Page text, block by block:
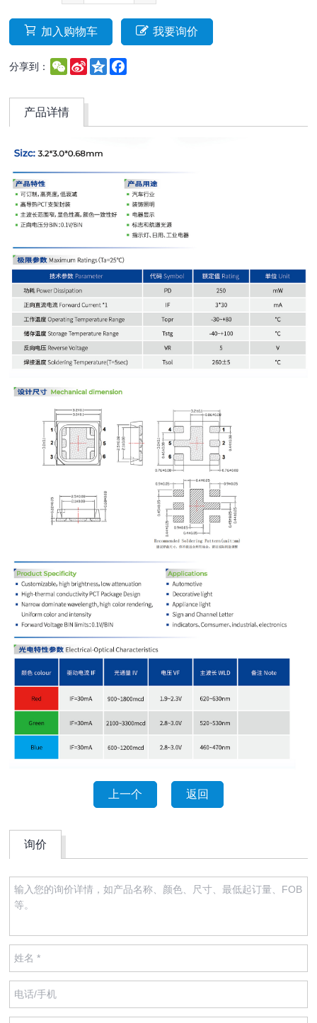
加入购物车 我要询价
分享到： WeChat
Sina
Weibo
Qzone
产品详情
上一个 返回
询价